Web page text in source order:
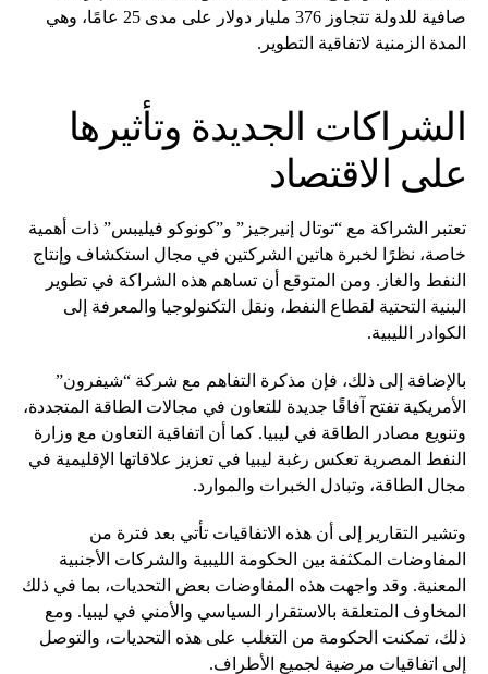
صافية للدولة تتجاوز 376 مليار دولار على مدى 25 عامًا، وهي
المدة الزمنية لاتفاقية التطوير.
الشراكات الجديدة وتأثيرها
على الاقتصاد
تعتبر الشراكة مع “توتال إنيرجيز” و”كونوكو فيليبس” ذات أهمية
خاصة، نظرًا لخبرة هاتين الشركتين في مجال استكشاف وإنتاج
النفط والغاز. ومن المتوقع أن تساهم هذه الشراكة في تطوير
البنية التحتية لقطاع النفط، ونقل التكنولوجيا والمعرفة إلى
الكوادر الليبية.
بالإضافة إلى ذلك، فإن مذكرة التفاهم مع شركة “شيفرون”
الأمريكية تفتح آفاقًا جديدة للتعاون في مجالات الطاقة المتجددة،
وتنويع مصادر الطاقة في ليبيا. كما أن اتفاقية التعاون مع وزارة
النفط المصرية تعكس رغبة ليبيا في تعزيز علاقاتها الإقليمية في
مجال الطاقة، وتبادل الخبرات والموارد.
وتشير التقارير إلى أن هذه الاتفاقيات تأتي بعد فترة من
المفاوضات المكثفة بين الحكومة الليبية والشركات الأجنبية
المعنية. وقد واجهت هذه المفاوضات بعض التحديات، بما في ذلك
المخاوف المتعلقة بالاستقرار السياسي والأمني في ليبيا. ومع
ذلك، تمكنت الحكومة من التغلب على هذه التحديات، والتوصل
إلى اتفاقيات مرضية لجميع الأطراف.